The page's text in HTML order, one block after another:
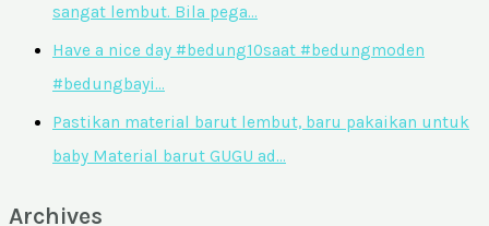
sangat lembut. Bila pega…
Have a nice day #bedung10saat #bedungmoden
#bedungbayi…
Pastikan material barut lembut, baru pakaikan untuk
baby Material barut GUGU ad…
Archives